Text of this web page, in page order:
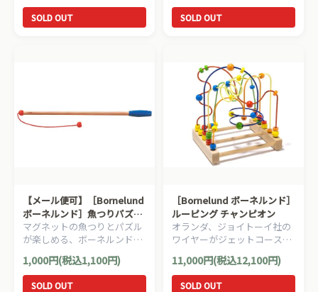
SOLD OUT SOLD OUT
【メール便可】［Bornelund
ボーネルンド］魚つりパズル
用つりざお
マグネットの魚つりとパズル
が楽しめる、ボーネルンドの
ロングセラー「Bornelund 魚
つりパズル」用のつりざおで
す。
1,000円(税込1,100円)
SOLD OUT
［Bornelund ボーネルンド］
ルーピング チャンピオン
オランダ、ジョイトーイ社の
ワイヤーがジェットコースタ
ーのように入り組んだ大型サ
イズのルーピングです。
11,000円(税込12,100円)
SOLD OUT